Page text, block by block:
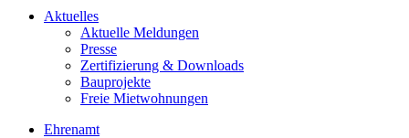
Aktuelles
Aktuelle Meldungen
Presse
Zertifizierung & Downloads
Bauprojekte
Freie Mietwohnungen
Ehrenamt